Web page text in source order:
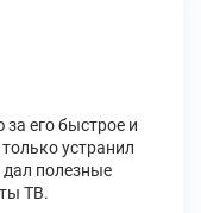
за его быстрое и
устранил
дал полезные
ТВ.